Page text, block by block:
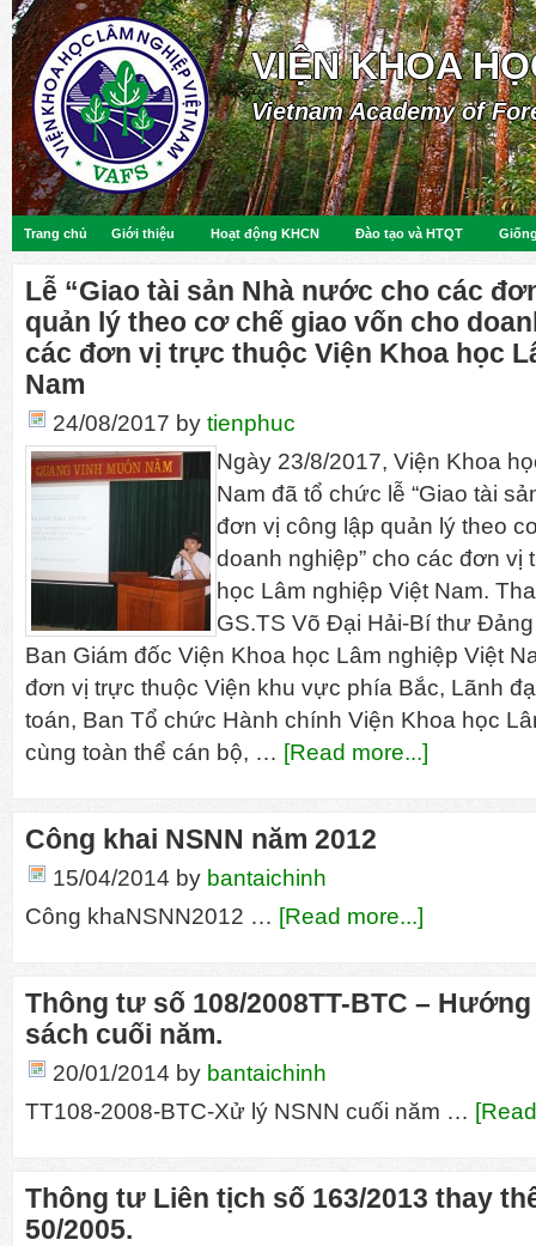
VIỆN KHOA
Vietnam Academy of
Trang chủ Giới thiệu Hoạt động KHCN Đào tạo và HTQT
Lễ “Giao tài sản Nhà nước cho các
quản lý theo cơ chế giao vốn cho
các đơn vị trực thuộc Viện Khoa học
Nam
24/08/2017 by tienphuc
Ngày 23/8/2017, Viện Khoa
Nam đã tổ chức lễ “Giao tài
đơn vị công lập quản lý theo
doanh nghiệp” cho các đơn vị
học Lâm nghiệp Việt Nam.
GS.TS Võ Đại Hải-Bí thư
Ban Giám đốc Viện Khoa học Lâm nghiệp Việt
đơn vị trực thuộc Viện khu vực phía Bắc, Lãnh
toán, Ban Tổ chức Hành chính Viện Khoa học
cùng toàn thể cán bộ, … [Read more...]
Công khai NSNN năm 2012
15/04/2014 by bantaichinh
Công khaNSNN2012 … [Read more...]
Thông tư số 108/2008TT-BTC –
sách cuối năm.
20/01/2014 by bantaichinh
TT108-2008-BTC-Xử lý NSNN cuối năm …
Thông tư Liên tịch số 163/2013 thay
50/2005.